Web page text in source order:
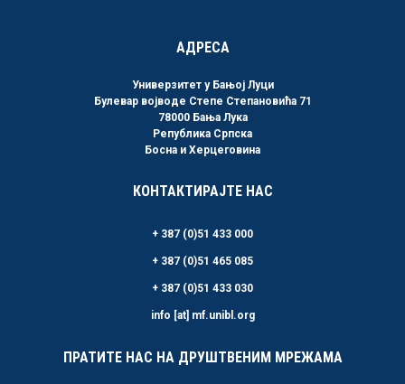
АДРЕСА
Универзитет у Бањој Луци
Булевар војводе Степе Степановића 71
78000 Бања Лука
Република Српска
Босна и Херцеговина
КОНТАКТИРАЈТЕ НАС
+ 387 (0)51 433 000
+ 387 (0)51 465 085
+ 387 (0)51 433 030
info [at] mf.unibl.org
ПРАТИТЕ НАС НА ДРУШТВЕНИМ МРЕЖАМА